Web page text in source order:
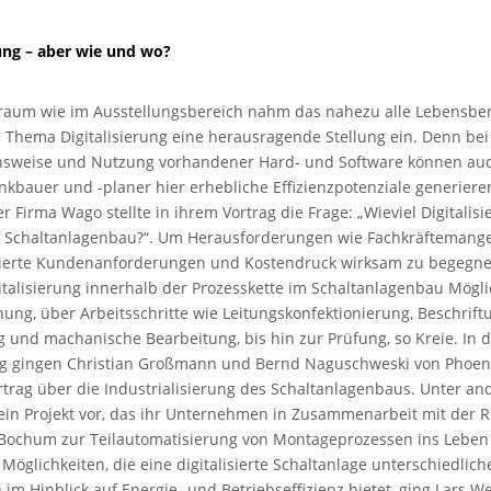
– aber wie und wo?
wie im Ausstellungsbereich nahm das nahezu alle
Digitalisierung eine herausragende Stellung ein. Denn
und Nutzung vorhandener Hard- und Software können
und -planer hier erhebliche Effizienzpotenziale
Firma Wago stellte in ihrem Vortrag die Frage: „Wieviel
Um Herausforderungen wie
Kundenanforderungen und Kostendruck wirksam zu
innerhalb der Prozesskette im Schaltanlagenbau
über Arbeitsschritte wie Leitungskonfektionierung,
und machanische Bearbeitung, bis hin zur Prüfung, so Kreie. In
gingen Christian Großmann und Bernd Naguschweski von
über die Industrialisierung des Schaltanlagenbaus. Unter
Projekt vor, das ihr Unternehmen in Zusammenarbeit mit der
zur Teilautomatisierung von Montageprozessen ins
die eine digitalisierte Schaltanlage